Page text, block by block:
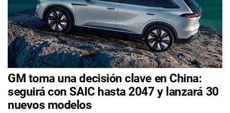
GM toma una decisión clave en China:
seguirá con SAIC hasta 2047 y lanzará 30
nuevos modelos